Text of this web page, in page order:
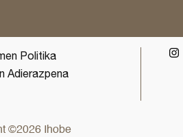
Politika
Adierazpena
©2026 Ihobe